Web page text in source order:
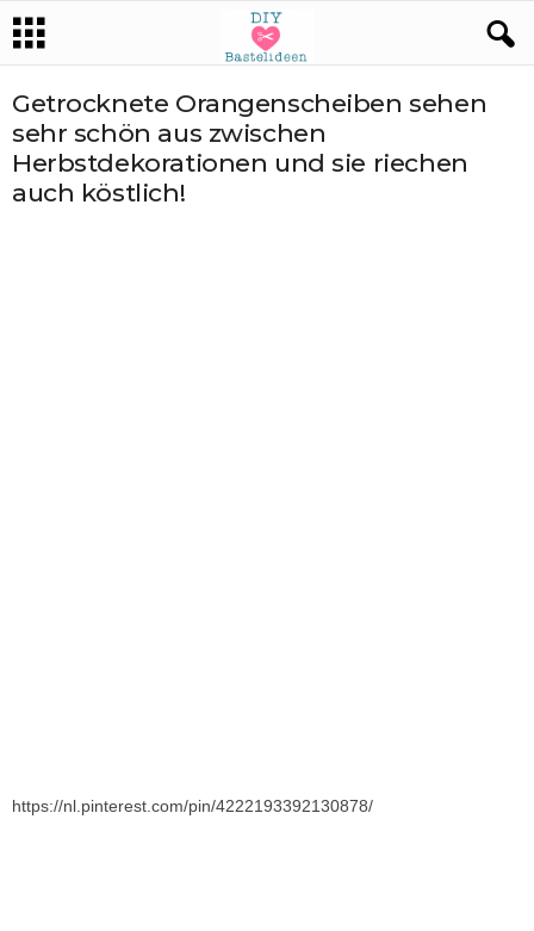
Getrocknete Orangenscheiben sehen
sehr schön aus zwischen
Herbstdekorationen und sie riechen
auch köstlich!
https://nl.pinterest.com/pin/4222193392130878/